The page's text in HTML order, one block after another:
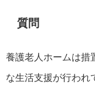
質問
養護老人ホームは措
な生活支援が行われ